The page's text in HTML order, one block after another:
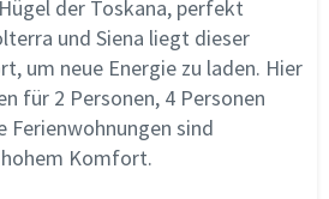
der Toskana, perfekt
und Siena liegt dieser
um neue Energie zu laden. Hier
für 2 Personen, 4 Personen
Ferienwohnungen sind
Komfort.